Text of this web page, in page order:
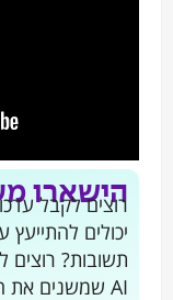
הישארו
רוצים לקבל
תשובות? רוצים